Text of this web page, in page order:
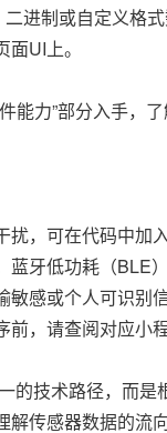
进制或自定义格式
UI上。
能力”部分入手，了
，可在代码中加
牙低功耗（BLE
感或个人可识别信
，请查阅对应小
的技术路径，而
传感器数据的